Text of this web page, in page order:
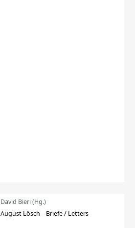
David Bieri (Hg.)
August Lösch – Briefe / Letters